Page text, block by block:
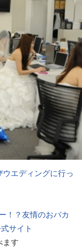
エディングに行っ
！？友情のおバカ
サイト
ます